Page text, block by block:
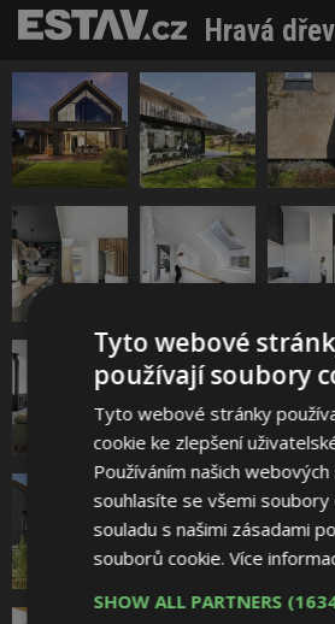
Tyto webové
používají soubory
Tyto webové stránky
cookie ke zlepšení
Používáním našich
souhlasíte se všemi soubory
souladu s našimi zásadami
souborů cookie.Více
SHOW ALL PARTNERS